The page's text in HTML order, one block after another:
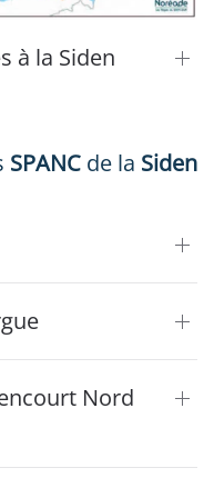
à la Siden
SPANC de la Siden
Nord